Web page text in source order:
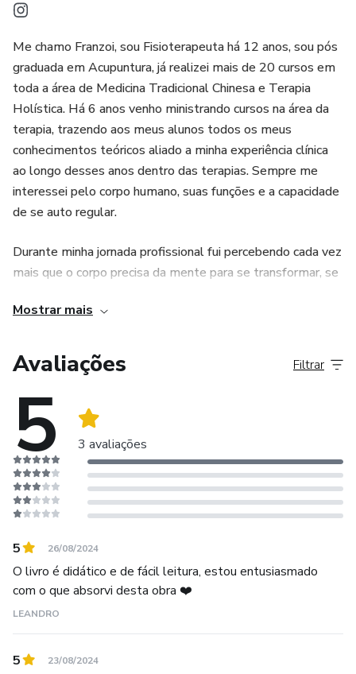
Me chamo Franzoi, sou Fisioterapeuta há 12 anos, sou pós
graduada em Acupuntura, já realizei mais de 20 cursos em
toda a área de Medicina Tradicional Chinesa e Terapia
Holística. Há 6 anos venho ministrando cursos na área da
terapia, trazendo aos meus alunos todos os meus
conhecimentos teóricos aliado a minha experiência clínica
ao longo desses anos dentro das terapias. Sempre me
interessei pelo corpo humano, suas funções e a capacidade
de se auto regular.
Durante minha jornada profissional fui percebendo cada vez
mais que o corpo precisa da mente para se transformar, se
sentimentos, emoções e pensamentos como reflexo da
nossa saúde.
Minha missão é transformar vidas através das terapias
naturais, estimular o auto conhecimento, trazer equilíbrio
emocional, saúde mental e resgatar a alegria de viver.
Mostrar mais
Avaliações
5 3 avaliações
Filtrar
5 26/08/2024
O livro é didático e de fácil leitura, estou entusiasmado
com o que absorvi desta obra ❤️
LEANDRO
5 23/08/2024